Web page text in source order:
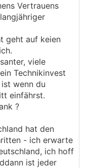
für
ist
als 10
gestiegen
man sich
gewisse Zeit
heftige
Anlage ist
Vertrauens
geht auf keien
viele
Technikinvest
wenn du
einfährst.
?
hat den
- ich erwarte
ich hoff
ist jeder